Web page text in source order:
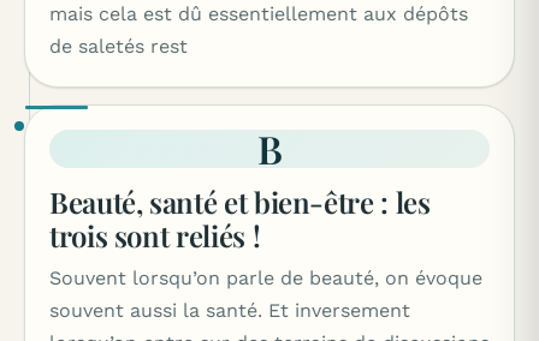
mais cela est dû essentiellement aux dépôts
de saletés rest
B
Beauté, santé et bien-être : les
trois sont reliés !
Souvent lorsqu’on parle de beauté, on évoque
souvent aussi la santé. Et inversement